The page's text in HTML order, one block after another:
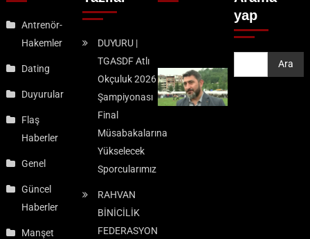
Antrenör-
Hakemler
Dating
Duyurular
Flaş
Haberler
Genel
Güncel
Haberler
Manşet
DUYURU |
TGASDF Atlı
Okçuluk 2026
Şampiyonası
Final
Müsabakalarına
Yükselecek
Sporcularımız
RAHVAN
BİNİCİLİK
FEDERASYON
yap
Ara